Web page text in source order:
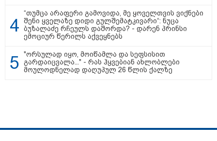
სამართალი
“თუმცა არაფერი გამოვიდა, მე ყოველთვის ვიქნები
შენი ყველაზე დიდი გულშემატკივარი“: ნუცა
ბუზალაძე რჩეულს დაშორდა? - დარენ პრინსი
ემოციურ წერილს აქვეყნებს
"ორსულად იყო, მოიწამლა და სეფსისით
გარდაიცვალა..." - რას ჰყვებიან ახლობლები
მოულოდნელად დაღუპულ 26 წლის ქალზე